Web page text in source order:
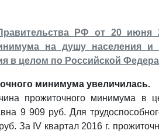
РФ от 20 июня
на душу населения и
в целом по Российской
минимума увеличилась.
прожиточного минимума в
9 909 руб. Для
За IV квартал 2016 г.